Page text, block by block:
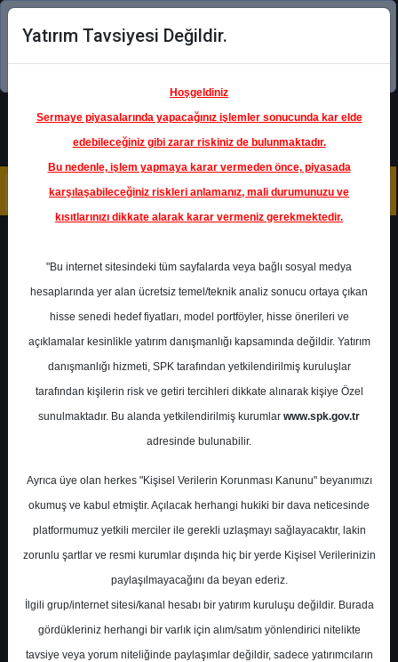
Şimdi uygulamayı indirin!
TOASO- TOFAŞ TÜRK
OTOMOBİL FABRİKASI A.Ş.
Hedef Fiyat 400.00 ₺
Getiri
%0.00
0 1
Yatırım Tavsiyesi Değildir.
Hoşgeldiniz
Sermaye piyasalarında yapacağınız işlemler sonucunda kar elde
edebileceğiniz gibi zarar riskiniz de bulunmaktadır.
Bu nedenle, işlem yapmaya karar vermeden önce, piyasada
karşılaşabileceğiniz riskleri anlamanız, mali durumunuzu ve
kısıtlarınızı dikkate alarak karar vermeniz gerekmektedir.
"Bu internet sitesindeki tüm sayfalarda veya bağlı sosyal medya
hesaplarında yer alan ücretsiz temel/teknik analiz sonucu ortaya çıkan
hisse senedi hedef fiyatları, model portföyler, hisse önerileri ve
açıklamalar kesinlikle yatırım danışmanlığı kapsamında değildir. Yatırım
danışmanlığı hizmeti, SPK tarafından yetkilendirilmiş kuruluşlar
tarafından kişilerin risk ve getiri tercihleri dikkate alınarak kişiye Özel
sunulmaktadır. Bu alanda yetkilendirilmiş kurumlar www.spk.gov.tr
adresinde bulunabilir.
Ayrıca üye olan herkes "Kişisel Verilerin Korunması Kanunu" beyanımızı
okumuş ve kabul etmiştir. Açılacak herhangi hukiki bir dava neticesinde
platformumuz yetkili merciler ile gerekli uzlaşmayı sağlayacaktır, lakin
zorunlu şartlar ve resmi kurumlar dışında hiç bir yerde Kişisel Verilerinizin
paylaşılmayacağını da beyan ederiz.
İlgili grup/internet sitesi/kanal hesabı bir yatırım kuruluşu değildir. Burada
gördükleriniz herhangi bir varlık için alım/satım yönlendirici nitelikte
tavsiye veya yorum niteliğinde paylaşımlar değildir, sadece yatırımcıların